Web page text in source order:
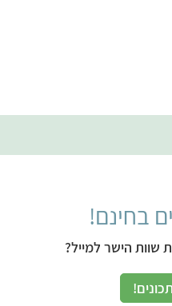
בחינם!
שוות הישר למייל?